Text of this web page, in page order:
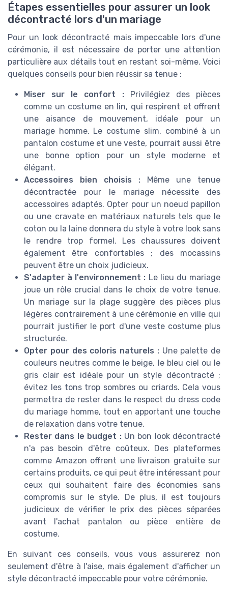
Étapes essentielles pour assurer un look
décontracté lors d'un mariage
Pour un look décontracté mais impeccable lors d'une
cérémonie, il est nécessaire de porter une attention
particulière aux détails tout en restant soi-même. Voici
quelques conseils pour bien réussir sa tenue :
Miser sur le confort :Privilégiez des pièces
comme un costume en lin, qui respirent et offrent
une aisance de mouvement, idéale pour un
mariage homme. Le costume slim, combiné à un
pantalon costume et une veste, pourrait aussi être
une bonne option pour un style moderne et
élégant.
Accessoires bien choisis : Même une tenue
décontractée pour le mariage nécessite des
accessoires adaptés. Opter pour un noeud papillon
ou une cravate en matériaux naturels tels que le
coton ou la laine donnera du style à votre look sans
le rendre trop formel. Les chaussures doivent
également être confortables ; des mocassins
peuvent être un choix judicieux.
S'adapter à l'environnement : Le lieu du mariage
joue un rôle crucial dans le choix de votre tenue.
Un mariage sur la plage suggère des pièces plus
légères contrairement à une cérémonie en ville qui
pourrait justifier le port d'une veste costume plus
structurée.
Opter pour des coloris naturels :Une palette de
couleurs neutres comme le beige, le bleu ciel ou le
gris clair est idéale pour un style décontracté ;
évitez les tons trop sombres ou criards. Cela vous
permettra de rester dans le respect du dress code
du mariage homme, tout en apportant une touche
de relaxation dans votre tenue.
Rester dans le budget :Un bon look décontracté
n'a pas besoin d'être coûteux. Des plateformes
comme Amazon offrent une livraison gratuite sur
certains produits, ce qui peut être intéressant pour
ceux qui souhaitent faire des économies sans
compromis sur le style. De plus, il est toujours
judicieux de vérifier le prix des pièces séparées
avant l'achat pantalon ou pièce entière de
costume.
En suivant ces conseils, vous vous assurerez non
seulement d'être à l'aise, mais également d'afficher un
style décontracté impeccable pour votre cérémonie.